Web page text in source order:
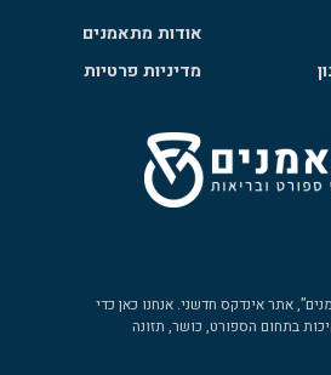
אודות מתאמנים
מדיניות פרטיות
אתר אינדקס חדשני. אנחנו כאן כדי
בתחום הספורט, כושר, תזונה